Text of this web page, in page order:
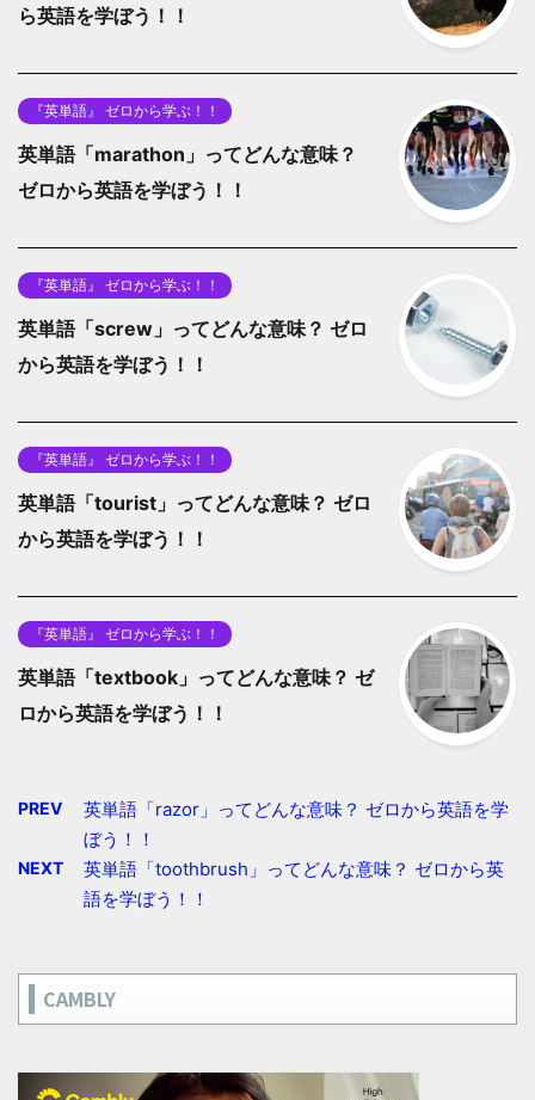
ら英語を学ぼう！！
『英単語』 ゼロから学ぶ！！
英単語「marathon」ってどんな意味？
ゼロから英語を学ぼう！！
『英単語』 ゼロから学ぶ！！
英単語「screw」ってどんな意味？ ゼロ
から英語を学ぼう！！
『英単語』 ゼロから学ぶ！！
英単語「tourist」ってどんな意味？ ゼロ
から英語を学ぼう！！
『英単語』 ゼロから学ぶ！！
英単語「textbook」ってどんな意味？ ゼ
ロから英語を学ぼう！！
PREV
英単語「razor」ってどんな意味？ ゼロから英語を学
ぼう！！
NEXT
英単語「toothbrush」ってどんな意味？ ゼロから英
語を学ぼう！！
CAMBLY